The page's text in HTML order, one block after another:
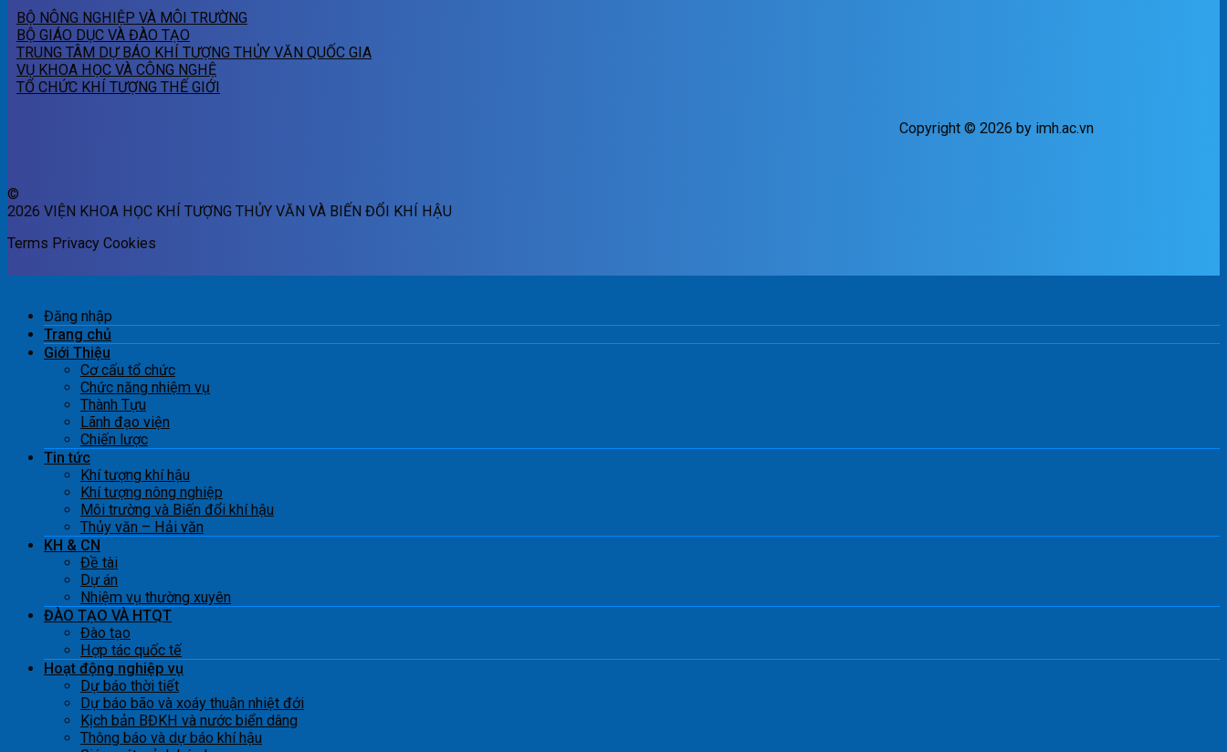
BỘ NÔNG NGHIỆP VÀ MÔI TRƯỜNG
BỘ GIÁO DỤC VÀ ĐÀO TẠO
TRUNG TÂM DỰ BÁO KHÍ TƯỢNG THỦY VĂN QUỐC GIA
VỤ KHOA HỌC VÀ CÔNG NGHỆ
TỔ CHỨC KHÍ TƯỢNG THẾ GIỚI
Copyright © 2026 by imh.ac.vn
©
2026 VIỆN KHOA HỌC KHÍ TƯỢNG THỦY VĂN VÀ BIẾN ĐỔI KHÍ HẬU
Terms Privacy Cookies
Đăng nhập
Trang chủ
Giới Thiệu
Cơ cấu tổ chức
Chức năng nhiệm vụ
Thành Tựu
Lãnh đạo viện
Chiến lược
Tin tức
Khí tượng khí hậu
Khí tượng nông nghiệp
Môi trường và Biến đổi khí hậu
Thủy văn – Hải văn
KH & CN
Đề tài
Dự án
Nhiệm vụ thường xuyên
ĐÀO TẠO VÀ HTQT
Đào tạo
Hợp tác quốc tế
Hoạt động nghiệp vụ
Dự báo thời tiết
Dự báo bão và xoáy thuận nhiệt đới
Kịch bản BĐKH và nước biển dâng
Thông báo và dự báo khí hậu